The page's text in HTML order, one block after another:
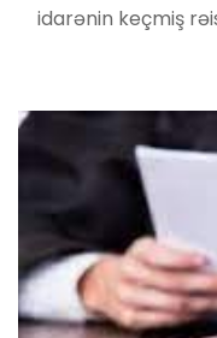
idarənin keçmiş